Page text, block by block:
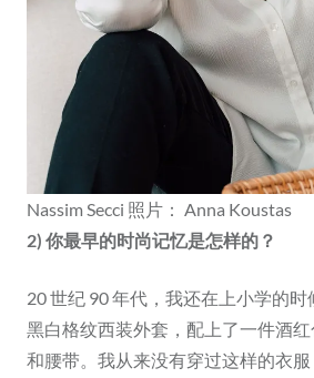
Nassim Secci 照片： Anna Koustas
2) 你最早的时尚记忆是怎样的？
20 世纪 90 年代，我还在上小学的
黑白格纹西装外套，配上了一件酒
和腰带。我从来没有穿过这样的衣